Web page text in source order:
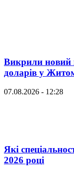
Викрили новий
доларів у
07.08.2026 - 12:28
Які
2026 році